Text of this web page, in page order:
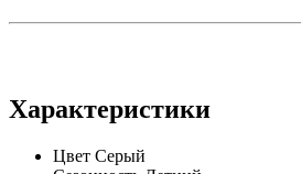
Характеристики
Цвет Серый